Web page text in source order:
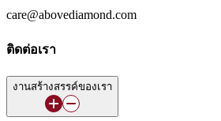
care@abovediamond.com
ติดต่อเรา
งานสร้างสรรค์ของเรา